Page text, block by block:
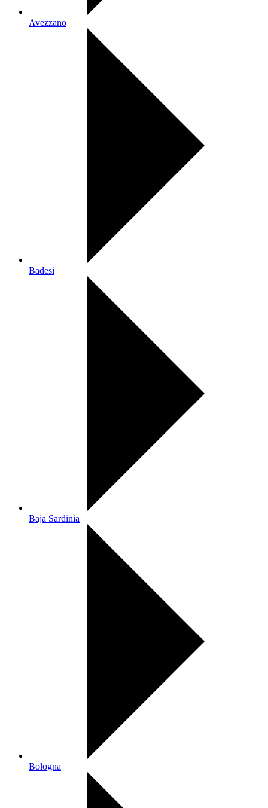
Avezzano
Badesi
Baja Sardinia
Bologna